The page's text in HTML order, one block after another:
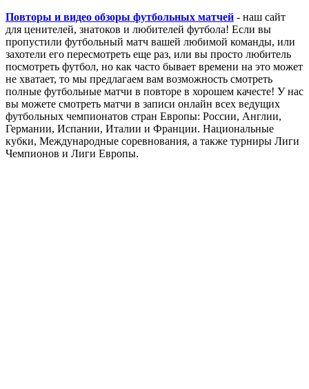
Повторы и видео обзоры футбольных матчей - наш сайт
для ценителей, знатоков и любителей футбола! Если вы
пропустили футбольный матч вашей любимой команды, или
захотели его пересмотреть еще раз, или вы просто любитель
посмотреть футбол, но как часто бывает времени на это может
не хватает, то мы предлагаем вам возможность смотреть
полные футбольные матчи в повторе в хорошем качесте! У нас
вы можете смотреть матчи в записи онлайн всех ведущих
футбольных чемпионатов стран Европы: России, Англии,
Германии, Испании, Италии и Франции. Национальные
кубки, Международные соревнования, а также турниры Лиги
Чемпионов и Лиги Европы.